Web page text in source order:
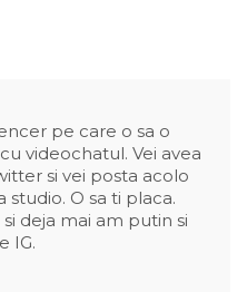
pe care o sa o
videochatul. Vei avea
si vei posta acolo
O sa ti placa.
deja mai am putin si
IG.